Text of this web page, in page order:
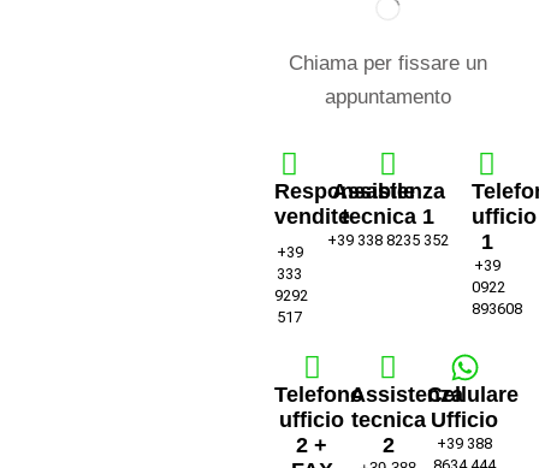
Chiama per fissare un
appuntamento
Responsabile
vendite
+39
333
9292
517
Assistenza
tecnica 1
+39 338 8235 352
ufficio
1
+39
0922
893608
Telefono
ufficio
2 +
Assistenza
tecnica
2
Cellulare
Ufficio
+39 388